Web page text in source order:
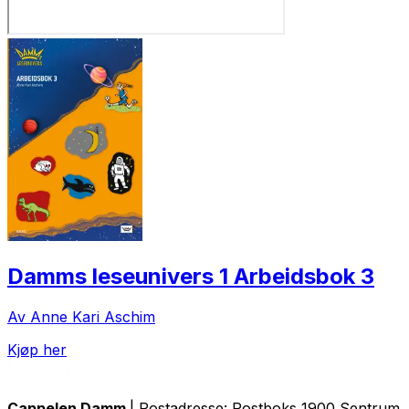
Damms leseunivers 1 Arbeidsbok 3
Av Anne Kari Aschim
Kjøp her